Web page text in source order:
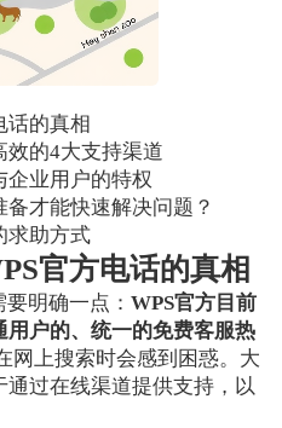
话的真相
效的4大支持渠道
企业用户的特权
才能快速解决问题？
求助方式
官方电话的真相
要明确一点：WPS官方目前
户的、统一的免费客服热
网上搜索时会感到困惑。大
过在线渠道提供支持，以